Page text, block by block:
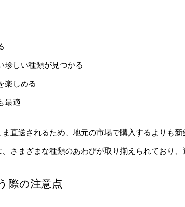
珍しい種類が見つかる
楽しめる
最適
直送されるため、地元の市場で購入するよりも
さまざまな種類のあわびが取り揃えられており、
際の注意点